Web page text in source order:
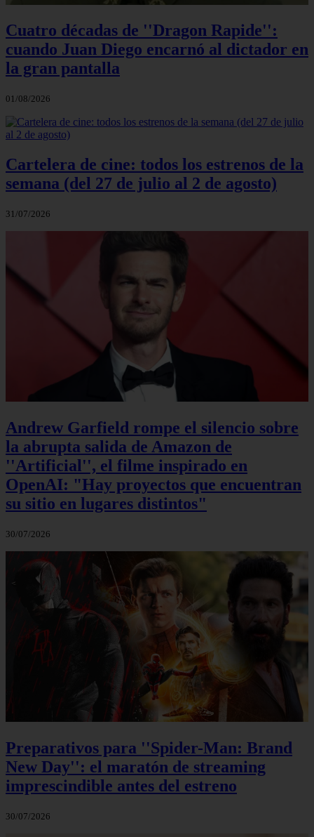
Cuatro décadas de ''Dragon Rapide'':
cuando Juan Diego encarnó al dictador en
la gran pantalla
01/08/2026
Cartelera de cine: todos los estrenos de la
semana (del 27 de julio al 2 de agosto)
31/07/2026
Andrew Garfield rompe el silencio sobre
la abrupta salida de Amazon de
''Artificial'', el filme inspirado en
OpenAI: "Hay proyectos que encuentran
su sitio en lugares distintos"
30/07/2026
Preparativos para ''Spider-Man: Brand
New Day'': el maratón de streaming
imprescindible antes del estreno
30/07/2026